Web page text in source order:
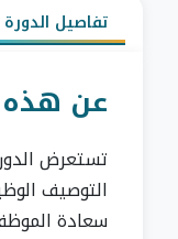
تفاصيل الدورة
عن هذه
تستعرض
سعادة